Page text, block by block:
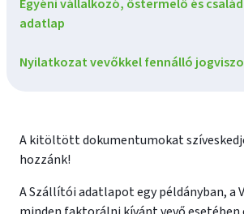
Egyéni vállalkozó, őstermelő és
adatlap
Nyilatkozat vevőkkel fennálló
A kitöltött dokumentumokat
hozzánk!
A Szállítói adatlapot egy példányban, a